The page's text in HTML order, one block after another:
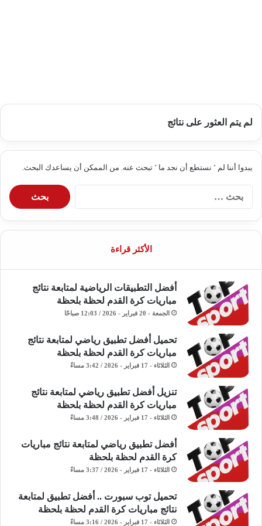
لم يتم العثور على نتائج
يبدوا أننا لم ’ نستطع أن نجد ما ’ تبحث عنه. من الممكن أن يساعدك البحث.
البحث
عن:
الأكثر قراءة
أفضل التطبيقات الرياضية لمتابعة نتائج
مباريات كرة القدم لحظة بلحظة
الجمعة - 20 فبراير - 2026 / 12:03 صباحًا
تحميل أفضل تطبيق رياضي لمتابعة نتائج
مباريات كرة القدم لحظة بلحظة
الثلاثاء - 17 فبراير - 2026 / 3:42 مساءً
تنزيل أفضل تطبيق رياضي لمتابعة نتائج
مباريات كرة القدم لحظة بلحظة
الثلاثاء - 17 فبراير - 2026 / 3:48 مساءً
أفضل تطبيق رياضي لمتابعة نتائج مباريات
كرة القدم لحظة بلحظة
الثلاثاء - 17 فبراير - 2026 / 3:37 مساءً
تحميل توب سبورت .. أفضل تطبيق لمتابعة
نتائج مباريات كرة القدم لحظة بلحظة
الثلاثاء - 17 فبراير - 2026 / 3:16 مساءً